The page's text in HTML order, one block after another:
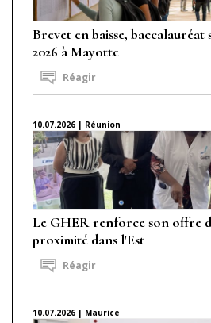
Brevet en baisse, baccalauréat
2026 à Mayotte
Réagir
10.07.2026 | Réunion
Le GHER renforce son offre
proximité dans l'Est
Réagir
10.07.2026 | Maurice